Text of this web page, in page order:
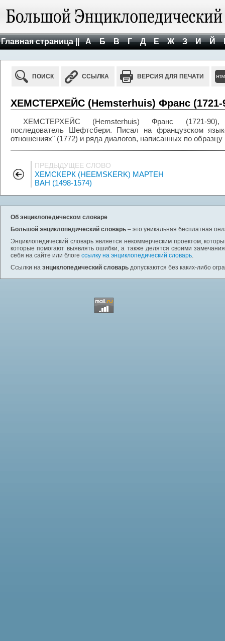
Главная страница || А Б В Г Д Е Ж З И Й
ПОИСК ССЫЛКА ВЕРСИЯ ДЛЯ ПЕЧАТИ
ХЕМСТЕРХЕЙС (Hemsterhuis) Франс (1721-
ХЕМСТЕРХЕЙС (Hemsterhuis) Франс (1721-90),
последователь Шефтсбери. Писал на французском
отношениях" (1772) и ряда диалогов, написанных по образцу
ПРЕДЫДУЩЕЕ СЛОВО
ХЕМСКЕРК (HEEMSKERK) МАРТЕН
ВАН (1498-1574)
Об энциклопедическом словаре
Большой энциклопедический словарь – это уникальная бесплатная
Энциклопедический словарь является некоммерческим проектом,
которые помогают выявлять ошибки, а также делятся своими
себя на сайте или блоге ссылку на энциклопедический словарь.
Ссылки на энциклопедический словарь допускаются без каких-либо